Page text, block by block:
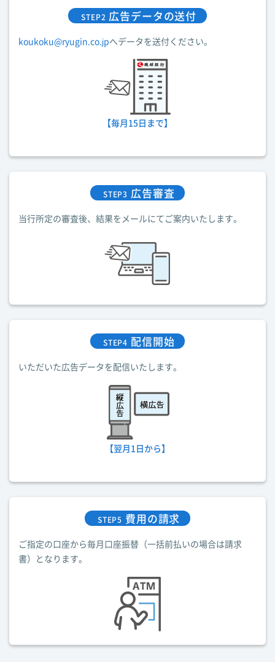
STEP2 広告データの送付
koukoku@ryugin.co.jpへデータを送付ください。
【毎月15日まで】
STEP3 広告審査
当行所定の審査後、結果をメールにてご案内いたします。
STEP4 配信開始
いただいた広告データを配信いたします。
【翌月1日から】
STEP5 費用の請求
ご指定の口座から毎月口座振替（一括前払いの場合は請求
書）となります。